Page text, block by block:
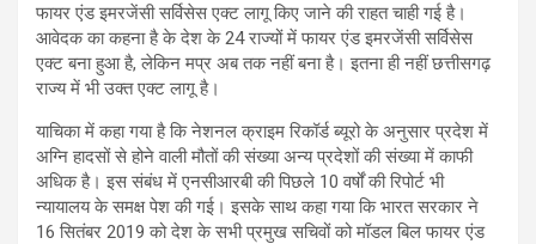
फायर एंड इमरजेंसी सर्विसेस एक्ट लागू किए जाने की राहत चाही गई है।
आवेदक का कहना है के देश के 24 राज्यों में फायर एंड इमरजेंसी सर्विसेस
एक्ट बना हुआ है, लेकिन मप्र अब तक नहीं बना है। इतना ही नहीं छत्तीसगढ़
राज्य में भी उक्त एक्ट लागू है।
याचिका में कहा गया है कि नेशनल क्राइम रिकॉर्ड ब्यूरो के अनुसार प्रदेश में
अग्नि हादसों से होने वाली मौतों की संख्या अन्य प्रदेशों की संख्या में काफी
अधिक है। इस संबंध में एनसीआरबी की पिछले 10 वर्षों की रिपोर्ट भी
न्यायालय के समक्ष पेश की गई। इसके साथ कहा गया कि भारत सरकार ने
16 सितंबर 2019 को देश के सभी प्रमुख सचिवों को मॉडल बिल फायर एंड